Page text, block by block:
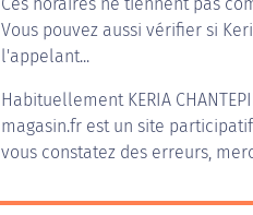
Vous pouvez aussi vérifier si
l'appelant...
Habituellement KERIA
magasin.fr est un site
vous constatez des erreurs,